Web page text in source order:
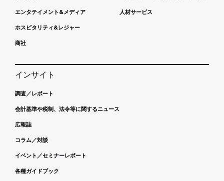
エンタテイメント&メディア
ホスピタリティ&レジャー
商社
人材サービス
インサイト
調査／レポート
会計基準や税制、法令等に関するニュース
広報誌
コラム／対談
イベント／セミナーレポート
各種ガイドブック